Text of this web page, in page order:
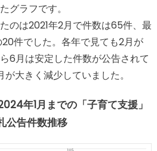
グラフです。
のは2021年2月で件数は65件、最
件でした。各年で見ても2月が
6月は安定した件数が公告されて
大きく減少していました。
年1月までの「子育て支援」
公告件数推移